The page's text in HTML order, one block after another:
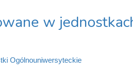
w
Ogólnouniwersyteckie